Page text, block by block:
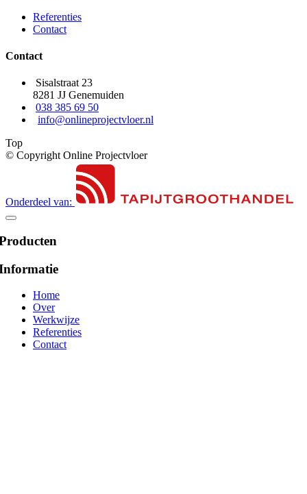
Referenties
Contact
Contact
Sisalstraat 23
8281 JJ Genemuiden
038 385 69 50
info@onlineprojectvloer.nl
Top
© Copyright Online Projectvloer
Onderdeel van:
Home
Over
Werkwijze
Referenties
Contact